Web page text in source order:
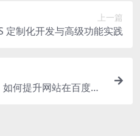
上一篇
定制化开发与高级功能实践
何提升网站在百度和